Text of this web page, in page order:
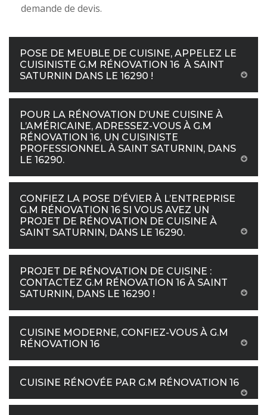
demande de devis.
POSE DE MEUBLE DE CUISINE, APPELEZ LE
CUISINISTE G.M RÉNOVATION 16 À SAINT
SATURNIN DANS LE 16290 !
POUR LA RÉNOVATION D’UNE CUISINE À
L’AMÉRICAINE, ADRESSEZ-VOUS À G.M
RÉNOVATION 16, UN CUISINISTE
PROFESSIONNEL À SAINT SATURNIN, DANS
LE 16290.
CONFIEZ LA POSE D’ÉVIER À L’ENTREPRISE
G.M RÉNOVATION 16 SI VOUS AVEZ UN
PROJET DE RÉNOVATION DE CUISINE À
SAINT SATURNIN, DANS LE 16290.
PROJET DE RÉNOVATION DE CUISINE :
CONTACTEZ G.M RÉNOVATION 16 À SAINT
SATURNIN, DANS LE 16290 !
CUISINE MODERNE, CONFIEZ-VOUS À G.M
RÉNOVATION 16
CUISINE RÉNOVÉE PAR G.M RÉNOVATION 16